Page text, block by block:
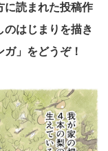
に読まれた投稿作
のはじまりを描き
」をどうぞ！